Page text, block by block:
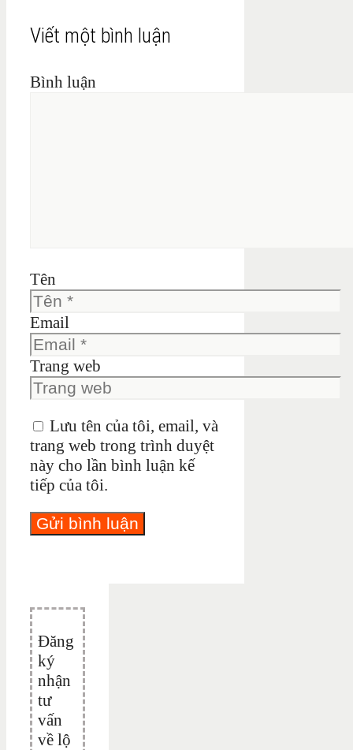
Viết một bình luận
Bình luận
Tên
Email
Trang web
Lưu tên của tôi, email, và
trang web trong trình duyệt
này cho lần bình luận kế
tiếp của tôi.
Đăng
ký
nhận
tư
vấn
về lộ